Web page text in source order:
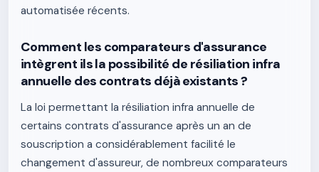
automatisée récents.
Comment les comparateurs d'assurance
intègrent ils la possibilité de résiliation infra
annuelle des contrats déjà existants ?
La loi permettant la résiliation infra annuelle de
certains contrats d'assurance après un an de
souscription a considérablement facilité le
changement d'assureur, de nombreux comparateurs